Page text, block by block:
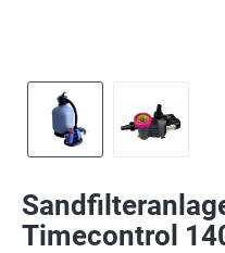
Timecontrol